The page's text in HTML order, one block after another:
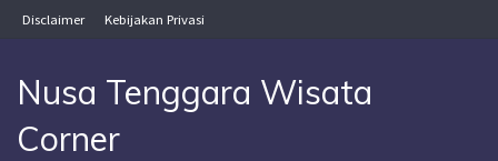
Skip
to
Disclaimer Kebijakan Privasi
Nusa Tenggara Wisata
Corner